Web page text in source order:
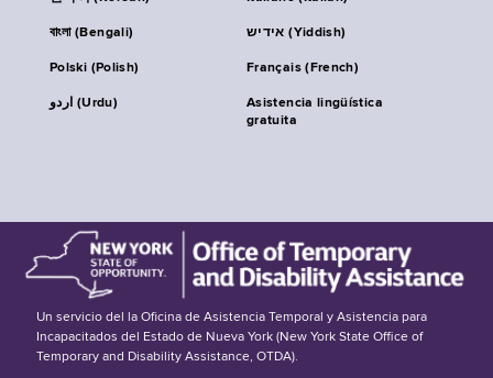
বাংলা (Bengali) אידיש (Yiddish)
Polski (Polish) Français (French)
اردو (Urdu)
Asistencia lingüística
gratuita
Un servicio del la Oficina de Asistencia Temporal y Asistencia para
Incapacitados del Estado de Nueva York (New York State Office of
Temporary and Disability Assistance, OTDA).